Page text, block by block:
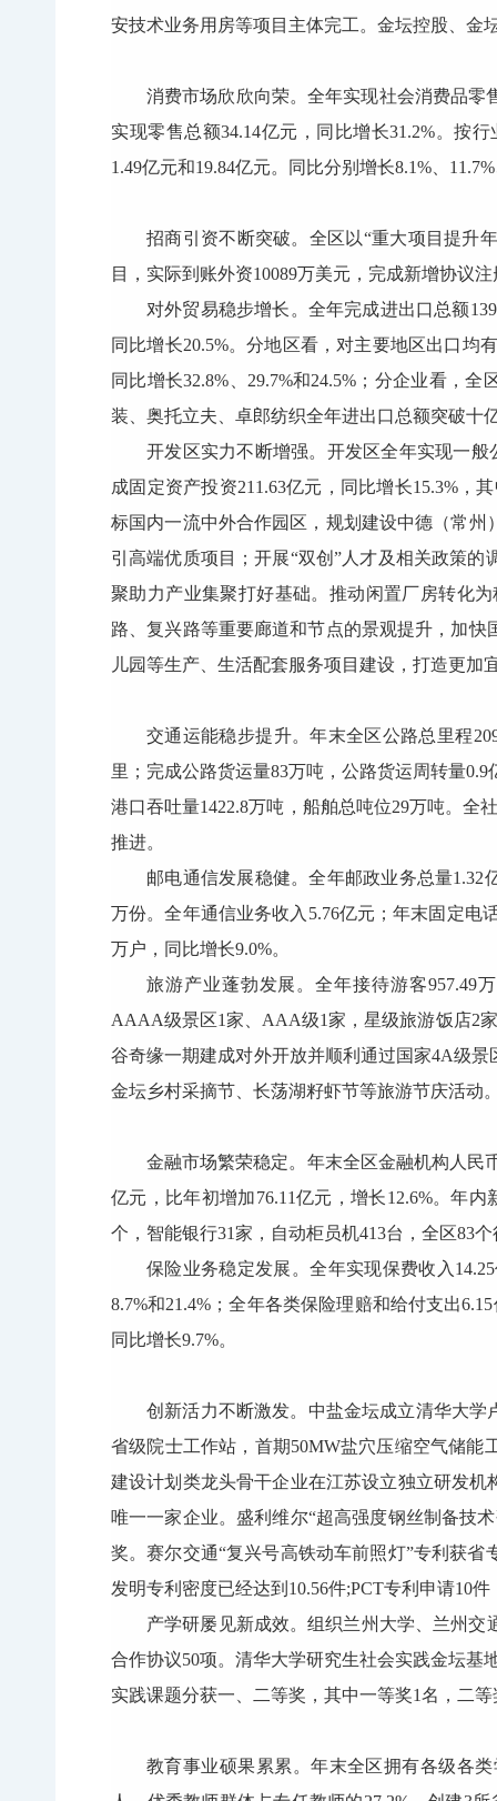
安技术业务用房等项目主体完工。金坛控股、金
消费市场欣欣向荣。全年实现社会消费品零
实现零售总额34.14亿元，同比增长31.2%。按
1.49亿元和19.84亿元。同比分别增长8.1%、
招商引资不断突破。全区以“重大项目提升
目，实际到账外资10089万美元，完成新增协议
对外贸易稳步增长。全年完成进出口总额
同比增长20.5%。分地区看，对主要地区出口均
同比增长32.8%、29.7%和24.5%；分企业看，
装、奥托立夫、卓郎纺织全年进出口总额突破十
开发区实力不断增强。开发区全年实现一般
成固定资产投资211.63亿元，同比增长15.3%，
标国内一流中外合作园区，规划建设中德（常
引高端优质项目；开展“双创”人才及相关政策
聚助力产业集聚打好基础。推动闲置厂房转化
路、复兴路等重要廊道和节点的景观提升，加
儿园等生产、生活配套服务项目建设，打造更加
交通运能稳步提升。年末全区公路总里程
里；完成公路货运量83万吨，公路货运周转量
港口吞吐量1422.8万吨，船舶总吨位29万吨。全
推进。
邮电通信发展稳健。全年邮政业务总量1.32
万份。全年通信业务收入5.76亿元；年末固定电
万户，同比增长9.0%。
旅游产业蓬勃发展。全年接待游客957.49
AAAA级景区1家、AAA级1家，星级旅游饭店2
谷奇缘一期建成对外开放并顺利通过国家4A级
金坛乡村采摘节、长荡湖籽虾节等旅游节庆活动
金融市场繁荣稳定。年末全区金融机构人民
亿元，比年初增加76.11亿元，增长12.6%。年
个，智能银行31家，自动柜员机413台，全区83
保险业务稳定发展。全年实现保费收入
8.7%和21.4%；全年各类保险理赔和给付支出
同比增长9.7%。
创新活力不断激发。中盐金坛成立清华大
省级院士工作站，首期50MW盐穴压缩空气储能
建设计划类龙头骨干企业在江苏设立独立研发
唯一一家企业。盛利维尔“超高强度钢丝制备技
奖。赛尔交通“复兴号高铁动车前照灯”专利获
发明专利密度已经达到10.56件;PCT专利申请10
产学研屡见新成效。组织兰州大学、兰州
合作协议50项。清华大学研究生社会实践金坛基
实践课题分获一、二等奖，其中一等奖1名，二等
教育事业硕果累累。年末全区拥有各级各类